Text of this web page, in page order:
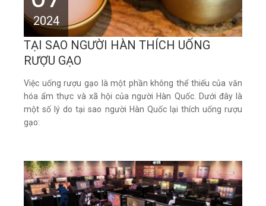
2024
TẠI SAO NGƯỜI HÀN THÍCH UỐNG
RƯỢU GẠO
Việc uống rượu gạo là một phần không thể thiếu của văn
hóa ẩm thực và xã hội của người Hàn Quốc. Dưới đây là
một số lý do tại sao người Hàn Quốc lại thích uống rượu
gạo: